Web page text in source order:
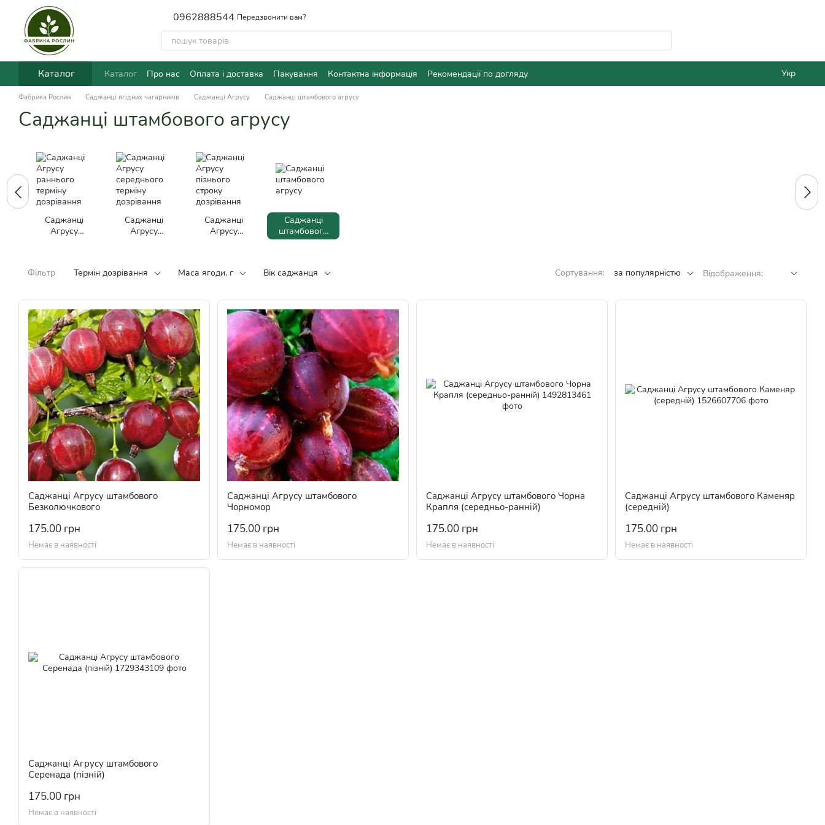
Перейти до основного контенту
0962888544 Передзвонити вам?
Каталог Каталог Про нас Оплата і доставка Пакування Контактна інформація Рекомендації по догляду Укр
Фабрика Рослин Саджанці ягідних чагарників Саджанці Агрусу Саджанці штамбового агрусу
Саджанці штамбового агрусу
Саджанці
Агрусу
Саджанці
Агрусу
Саджанці
Агрусу
Саджанці
штамбового
агрусу
Фільтр Термін дозрівання Маса ягоди, г Вік саджанця Сортування: за популярністю Відображення:
Саджанці Агрусу штамбового
Безколючкового
175.00 грн
Немає в наявності
Саджанці Агрусу штамбового
Чорномор
175.00 грн
Немає в наявності
Саджанці Агрусу штамбового Чорна
Крапля (середньо-ранній)
175.00 грн
Немає в наявності
Саджанці Агрусу штамбового Каменяр
(середній)
175.00 грн
Немає в наявності
Саджанці Агрусу штамбового
Серенада (пізній)
175.00 грн
Немає в наявності